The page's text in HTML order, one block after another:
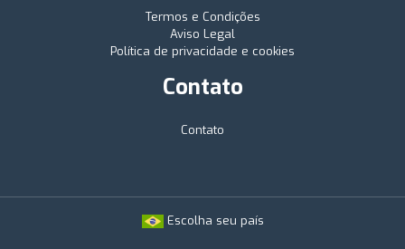
Termos e Condições
Aviso Legal
Política de privacidade e cookies
Contato
Contato
Escolha seu país